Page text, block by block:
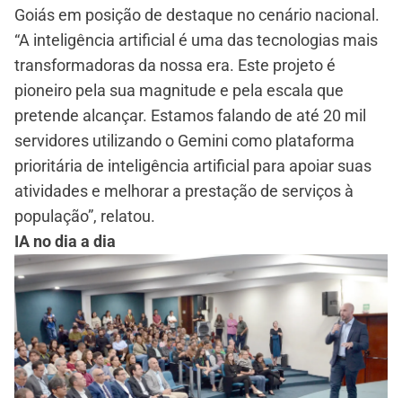
Goiás em posição de destaque no cenário nacional.
“A inteligência artificial é uma das tecnologias mais
transformadoras da nossa era. Este projeto é
pioneiro pela sua magnitude e pela escala que
pretende alcançar. Estamos falando de até 20 mil
servidores utilizando o Gemini como plataforma
prioritária de inteligência artificial para apoiar suas
atividades e melhorar a prestação de serviços à
população”, relatou.
IA no dia a dia